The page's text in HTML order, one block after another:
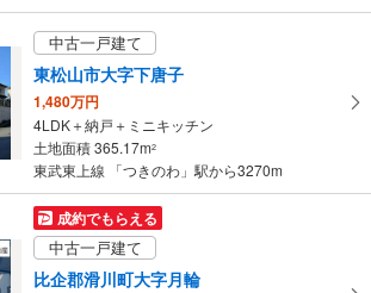
中古一戸建て
東松山市大字下唐子
1,480万円
4LDK＋納戸＋ミニキッチン
土地面積 365.17m2
東武東上線 「つきのわ」駅から3270m
成約でもらえる
中古一戸建て
比企郡滑川町大字月輪